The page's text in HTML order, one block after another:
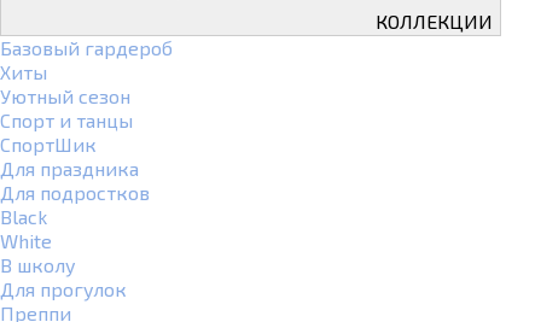
КОЛЛЕКЦИИ
Базовый гардероб
Хиты
Уютный сезон
Спорт и танцы
СпортШик
Для праздника
Для подростков
Black
White
В школу
Для прогулок
Преппи